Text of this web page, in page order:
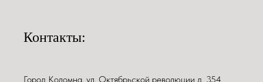
Контакты:
Город Коломна, ул. Октябрьской революции д. 354